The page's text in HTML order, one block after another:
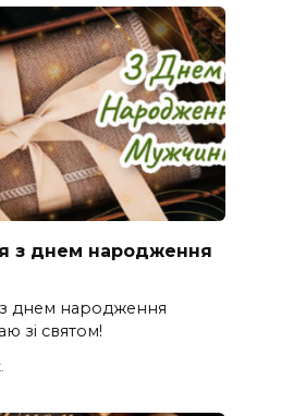
з днем народження
днем народження
зі святом!